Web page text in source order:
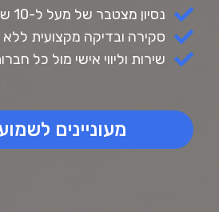
נסיון מצטבר של מעל ל-10 שנים
סקירה ובדיקה מקצועית ללא
שירות וליווי אישי מול כל
מעוניינים